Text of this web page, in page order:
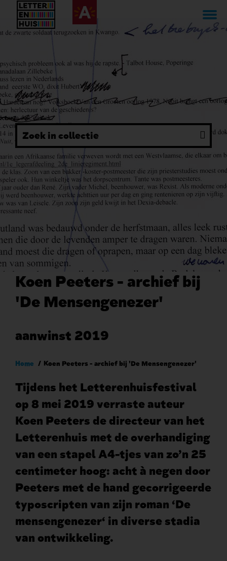
Overslaan
de
Koen Peeters - archief bij
'De Mensengenezer'
aanwinst 2019
Kruimelpad
Home Koen Peeters - archief bij 'De Mensengenezer'
Tijdens het Letterenhuisfestival
op 8 mei 2019 verraste auteur
Koen Peeters de directeur van het
Letterenhuis met de overhandiging
van een stapel A4-tjes van zo’n 25
centimeter hoog: acht à negen door
Peeters met de hand gecorrigeerde
typoscripten van zijn roman ‘De
mensengenezer‘ in diverse stadia
van ontwikkeling.